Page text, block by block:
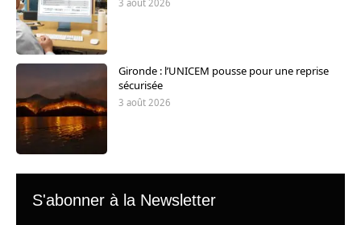
3 août 2026
Gironde : l’UNICEM pousse pour une reprise
sécurisée
3 août 2026
S'abonner à la Newsletter